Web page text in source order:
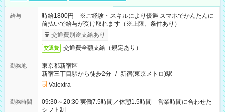
給与
時給1800円 ※ご経験・スキルにより優遇 スマホでかんたんに
前払いで給与が受け取れます（※上限、条件あり）
交通費別途支給あり
交通費 交通費全額支給（規定あり）
勤務地
東京都新宿区
新宿三丁目駅から徒歩2分 / 新宿(東京メトロ)駅
Valextra
勤務時間
09:30～20:30 実働7.5時間／休憩1.5時間 営業時間に合わせた
シフト制